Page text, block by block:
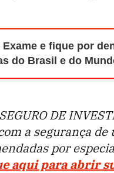
Exame e fique por
do Brasil e do
DE
a segurança
por
aqui para abrir